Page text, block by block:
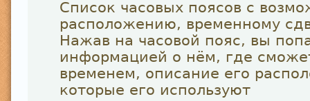
Список часовых поясов с
расположению, временному
Нажав на часовой пояс, вы
информацией о нём, где
временем, описание его
которые его используют